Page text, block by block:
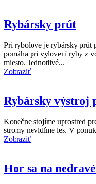
Rybársky prút
Pri rybolove je rybársky prút
pomáha pri vylovení ryby z
miesto. Jednotlivé...
Zobraziť
Rybársky výstroj
Konečne stojíme uprostred
stromy nevidíme les. V
Zobraziť
Hor sa na